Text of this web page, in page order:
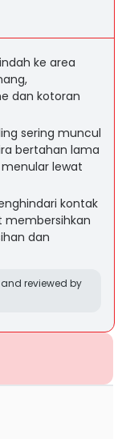
ke area
dan kotoran
sering muncul
bertahan lama
lewat
kontak
membersihkan
dan
reviewed by